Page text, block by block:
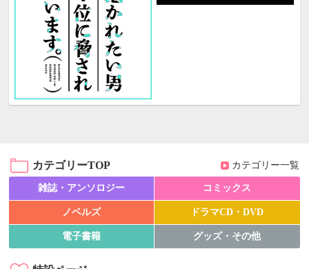
カテゴリーTOP カテゴリー一覧
雑誌・アンソロジー コミックス
ノベルズ ドラマCD・DVD
電子書籍 グッズ・その他